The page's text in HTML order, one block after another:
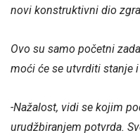
novi konstruktivni dio
Ovo su samo početni
moći će se utvrditi stanje
-Nažalost, vidi se kojim
urudžbiranjem potvrda.